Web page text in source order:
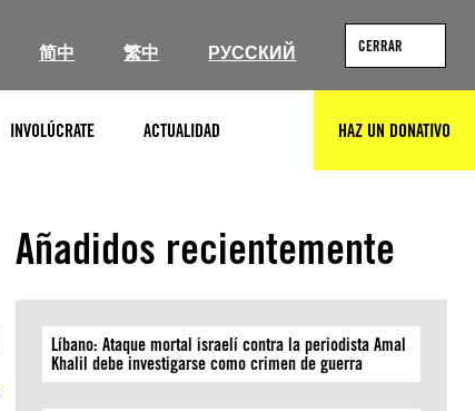
简中 繁中 РУССКИЙ CERRAR
INVOLÚCRATE ACTUALIDAD HAZ UN DONATIVO
Añadidos recientemente
Líbano: Ataque mortal israelí contra la periodista Amal
Khalil debe investigarse como crimen de guerra